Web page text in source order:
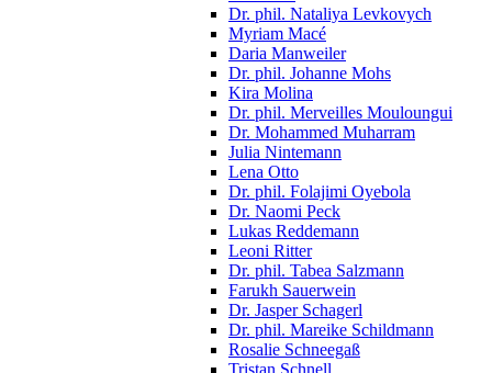
Dr. phil. Nataliya Levkovych
Myriam Macé
Daria Manweiler
Dr. phil. Johanne Mohs
Kira Molina
Dr. phil. Merveilles Mouloungui
Dr. Mohammed Muharram
Julia Nintemann
Lena Otto
Dr. phil. Folajimi Oyebola
Dr. Naomi Peck
Lukas Reddemann
Leoni Ritter
Dr. phil. Tabea Salzmann
Farukh Sauerwein
Dr. Jasper Schagerl
Dr. phil. Mareike Schildmann
Rosalie Schneegaß
Tristan Schnell